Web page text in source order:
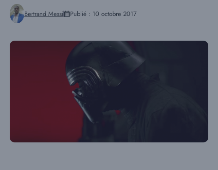
Bertrand Messi Publié : 10 octobre 2017